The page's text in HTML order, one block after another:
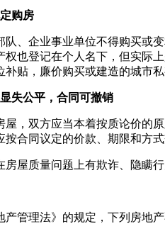
购房
队、企业事业单位不得购买或
权也登记在个人名下，但实际
补贴，廉价购买或建造的城市
失公平，合同可撤销
屋，双方应当本着按质论价的
合同议定的价款、期限和方式
房屋质量问题上有欺诈、隐瞒
产管理法》的规定，下列房地产